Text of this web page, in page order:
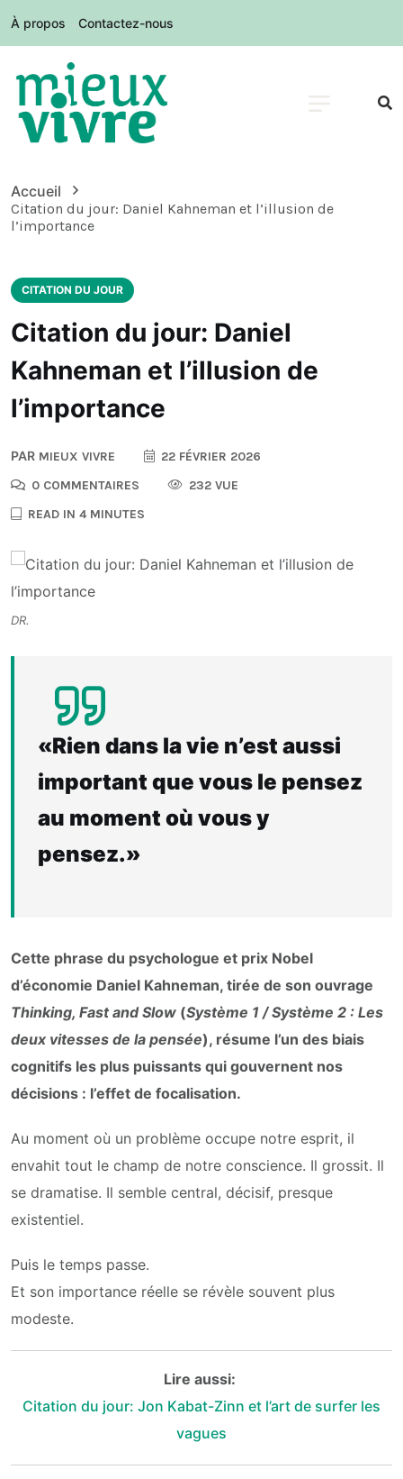
À propos Contactez-nous
Accueil
Citation du jour: Daniel Kahneman et l’illusion de
l’importance
CITATION DU JOUR
Citation du jour: Daniel
Kahneman et l’illusion de
l’importance
PAR MIEUX VIVRE
22 FÉVRIER 2026
0 COMMENTAIRES
232 VUE
READ IN 4 MINUTES
DR.
«Rien dans la vie n’est aussi
important que vous le pensez
au moment où vous y
pensez.»
Cette phrase du psychologue et prix Nobel
d’économie Daniel Kahneman, tirée de son ouvrage
Thinking, Fast and Slow (Système 1 / Système 2 : Les
deux vitesses de la pensée), résume l’un des biais
cognitifs les plus puissants qui gouvernent nos
décisions : l’effet de focalisation.
Au moment où un problème occupe notre esprit, il
envahit tout le champ de notre conscience. Il grossit. Il
se dramatise. Il semble central, décisif, presque
existentiel.
Puis le temps passe.
Et son importance réelle se révèle souvent plus
modeste.
Lire aussi:
Citation du jour: Jon Kabat-Zinn et l’art de surfer les
vagues